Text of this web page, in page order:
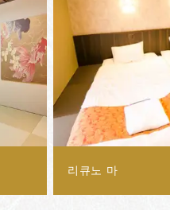
리큐노 마